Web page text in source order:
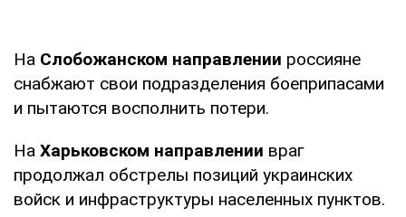
На Слобожанском направлении россияне
снабжают свои подразделения боеприпасами
и пытаются восполнить потери.
На Харьковском направлении враг
продолжал обстрелы позиций украинских
войск и инфраструктуры населенных пунктов.